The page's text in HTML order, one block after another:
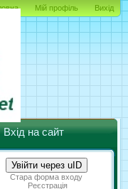
Мій профіль Вихід
Вхід на сайт
Увійти через uID
Стара форма входу
Реєстрація